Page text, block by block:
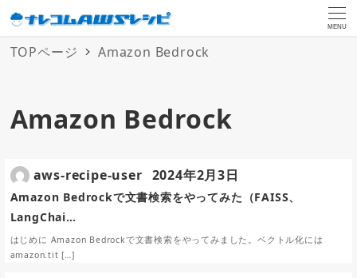
MENU
TOPページ Amazon Bedrock
Amazon Bedrock
Amazon Bedrockで文書検索をやってみた（FAISS、
LangChai…
はじめに Amazon Bedrockで文書検索をやってみました。ベクトル化には
amazon.tit […]
aws-recipe-user 2024年2月3日